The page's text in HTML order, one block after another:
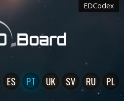
EDCodex
ES PT UK SV RU PL